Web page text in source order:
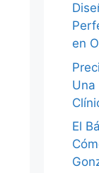
en
Una
El